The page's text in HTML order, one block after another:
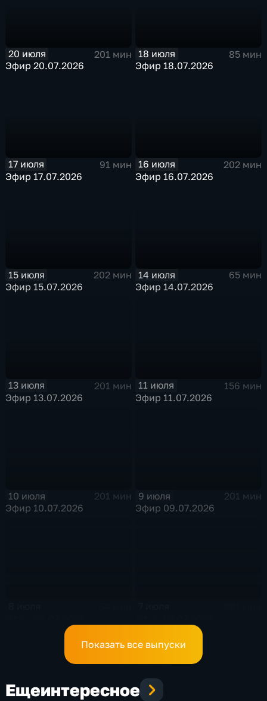
20 июля
201 мин
Эфир 20.07.2026
18 июля
85 мин
Эфир 18.07.2026
17 июля
91 мин
Эфир 17.07.2026
16 июля
202 мин
Эфир 16.07.2026
15 июля
202 мин
Эфир 15.07.2026
14 июля
65 мин
Эфир 14.07.2026
13 июля
201 мин
Эфир 13.07.2026
11 июля
156 мин
Эфир 11.07.2026
10 июля
201 мин
Эфир 10.07.2026
9 июля
201 мин
Эфир 09.07.2026
Показать все выпуски
Ещеинтересное